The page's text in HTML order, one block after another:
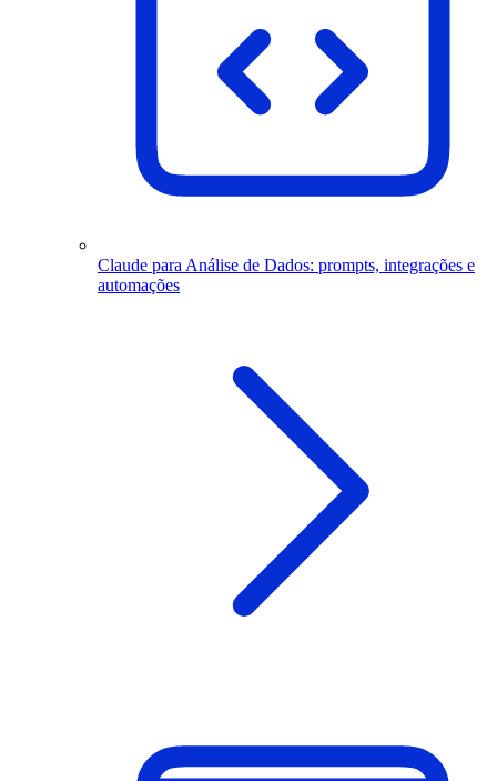
Claude para Análise de Dados: prompts, integrações e
automações